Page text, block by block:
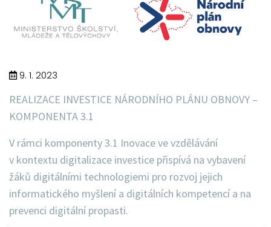
9. 1. 2023
REALIZACE INVESTICE NÁRODNÍHO PLÁNU OBNOVY –
KOMPONENTA 3.1
V rámci komponenty 3.1 Inovace ve vzdělávání
v kontextu digitalizace investice přispívá na vybavení
žáků digitálními technologiemi pro rozvoj jejich
informatického myšlení a digitálních kompetencí a na
prevenci digitální propasti.